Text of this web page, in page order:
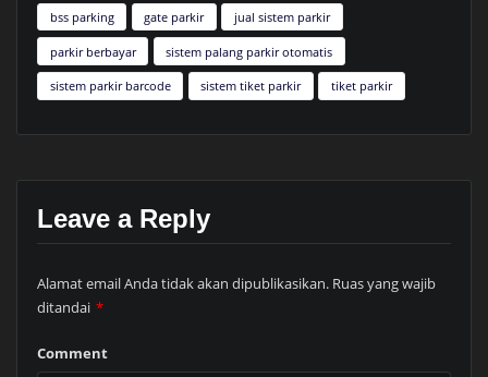
bss parking gate parkir jual sistem parkir
parkir berbayar sistem palang parkir otomatis
sistem parkir barcode sistem tiket parkir tiket parkir
Leave a Reply
Alamat email Anda tidak akan dipublikasikan. Ruas yang wajib
ditandai *
Comment